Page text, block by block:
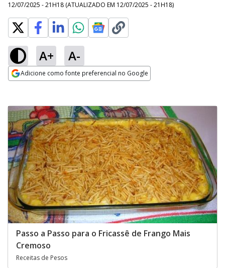
12/07/2025 - 21H18 (ATUALIZADO EM 12/07/2025 - 21H18)
A+ A-
Adicione como fonte preferencial no Google
Passo a Passo para o Fricassê de Frango Mais
Cremoso
Receitas de Pesos